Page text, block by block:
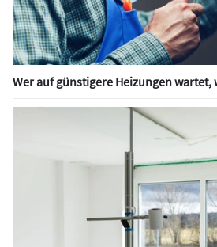
Wer auf günstigere Heizungen wartet,